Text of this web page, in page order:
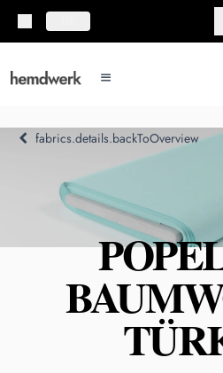
mainMenu.menu
fabrics.details.backToOverview